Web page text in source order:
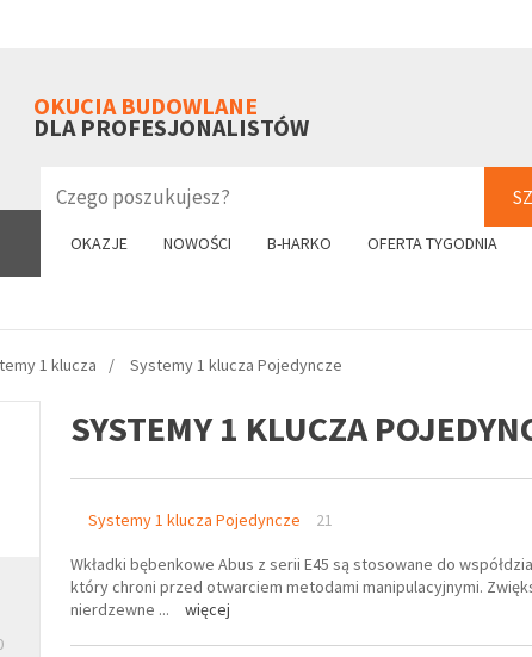
OKUCIA BUDOWLANE
DLA PROFESJONALISTÓW
OKAZJE NOWOŚCI B-HARKO OFERTA TYGODNIA
1 klucza Systemy 1 klucza Pojedyncze
SYSTEMY 1 KLUCZA
Systemy 1 klucza Pojedyncze 21
Wkładki bębenkowe Abus z serii E45 są stosowane do
który chroni przed otwarciem metodami manipulacyjnymi.
nierdzewne ... więcej